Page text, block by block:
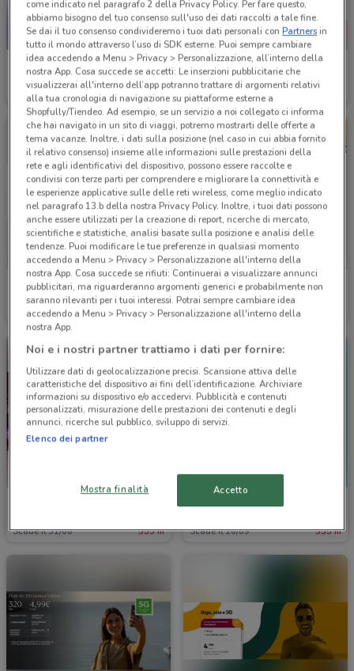
TIM
Scade il 31/12 309 m
Vodafone
Scade il 31/08
Eolo
Scade il 31/08 497 m
Linkem
Scade il 31/08
Scade il 31/08 555 m
Iliad
Scade il 10/09 555 m
come indicato nel paragrafo 2 della Privacy Policy. Per fare questo,
abbiamo bisogno del tuo consenso sull'uso dei dati raccolti a tale fine.
Se dai il tuo consenso condivideremo i tuoi dati personali conPartnersin
tutto il mondo attraverso l’uso di SDK esterne. Puoi sempre cambiare
idea accedendo a Menu > Privacy > Personalizzazione, all’interno della
nostra App. Cosa succede se accetti: Le inserzioni pubblicitarie che
visualizzerai all'interno dell’app potranno trattare di argomenti relativi
alla tua cronologia di navigazione su piattaforme esterne a
Shopfully/Tiendeo. Ad esempio, se un servizio a noi collegato ci informa
che hai navigato in un sito di viaggi, potremo mostrarti delle offerte a
tema vacanze. Inoltre, i dati sulla posizione (nel caso in cui abbia fornito
il relativo consenso) insieme alle informazioni sulle prestazioni della
rete e agli identificativi del dispositivo, possono essere raccolte e
condivisi con terze parti per comprendere e migliorare la connettività e
le esperienze applicative sulle delle reti wireless, come meglio indicato
nel paragrafo 13.b della nostra Privacy Policy. Inoltre, i tuoi dati possono
anche essere utilizzati per la creazione di report, ricerche di mercato,
scientifiche e statistiche, analisi basate sulla posizione e analisi delle
tendenze. Puoi modificare le tue preferenze in qualsiasi momento
accedendo a Menu > Privacy > Personalizzazione all'interno della
nostra App. Cosa succede se rifiuti: Continuerai a visualizzare annunci
pubblicitari, ma riguarderanno argomenti generici e probabilmente non
saranno rilevanti per i tuoi interessi. Potrai sempre cambiare idea
accedendo a Menu > Privacy > Personalizzazione all'interno della
nostra App.
Noi e i nostri partner trattiamo i dati per fornire:
Utilizzare dati di geolocalizzazione precisi. Scansione attiva delle
caratteristiche del dispositivo ai fini dell’identificazione. Archiviare
informazioni su dispositivo e/o accedervi. Pubblicità e contenuti
personalizzati, misurazione delle prestazioni dei contenuti e degli
annunci, ricerche sul pubblico, sviluppo di servizi.
Elenco dei partner
Mostra finalità Accetto